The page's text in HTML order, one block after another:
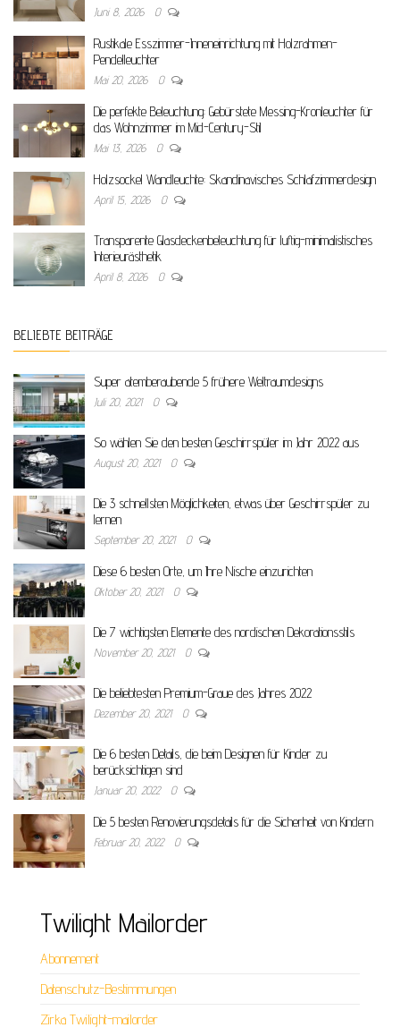
Juni 8, 2026 0
Rustikale Esszimmer-Inneneinrichtung mit Holzrahmen-
Pendelleuchter
Mai 20, 2026 0
Die perfekte Beleuchtung: Gebürstete Messing-Kronleuchter für
das Wohnzimmer im Mid-Century-Stil
Mai 13, 2026 0
Holzsockel Wandleuchte: Skandinavisches Schlafzimmerdesign
April 15, 2026 0
Transparente Glasdeckenbeleuchtung für luftig-minimalistisches
Interieurästhetik
April 8, 2026 0
BELIEBTE BEITRÄGE
Super atemberaubende 5 frühere Weltraumdesigns
Juli 20, 2021 0
So wählen Sie den besten Geschirrspüler im Jahr 2022 aus
August 20, 2021 0
Die 3 schnellsten Möglichkeiten, etwas über Geschirrspüler zu
lernen
September 20, 2021 0
Diese 6 besten Orte, um Ihre Nische einzurichten
Oktober 20, 2021 0
Die 7 wichtigsten Elemente des nordischen Dekorationsstils
November 20, 2021 0
Die beliebtesten Premium-Graue des Jahres 2022
Dezember 20, 2021 0
Die 6 besten Details, die beim Designen für Kinder zu
berücksichtigen sind
Januar 20, 2022 0
Die 5 besten Renovierungsdetails für die Sicherheit von Kindern
Februar 20, 2022 0
Twilight Mailorder
Abonnement
Datenschutz-Bestimmungen
Zirka Twilight-mailorder